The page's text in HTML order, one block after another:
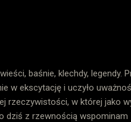
baśnie, klechdy, legendy.
w ekscytację i uczyło
rzeczywistości, w której jako
dziś z rzewnością